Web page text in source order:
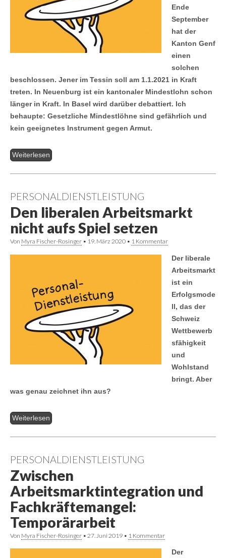
Ende
September
hat der
Kanton Genf
einen
solchen
beschlossen. Jener im Tessin soll am 1.1.2021 in Kraft
treten. In Neuenburg ist ein kantonaler Mindestlohn schon
länger in Kraft. In Basel wird darüber debattiert. Ich
behaupte: Gesetzliche Mindestlöhne sind gefährlich und
kein geeignetes Instrument gegen Armut.
Weiterlesen
PERSONALDIENSTLEISTUNG
Den liberalen Arbeitsmarkt
nicht aufs Spiel setzen
Von Myra Fischer-Rosinger • 19. März 2020 • 1 Kommentar
Der liberale
Arbeitsmarkt
ist ein
Erfolgsmode
ll, das der
Schweiz
Wettbewerb
sfähigkeit
und
Wohlstand
bringt. Aber
was genau zeichnet ihn aus?
Weiterlesen
PERSONALDIENSTLEISTUNG
Zwischen
Arbeitsmarktintegration und
Fachkräftemangel:
Temporärarbeit
Von Myra Fischer-Rosinger • 27. Juni 2019 • 1 Kommentar
Der